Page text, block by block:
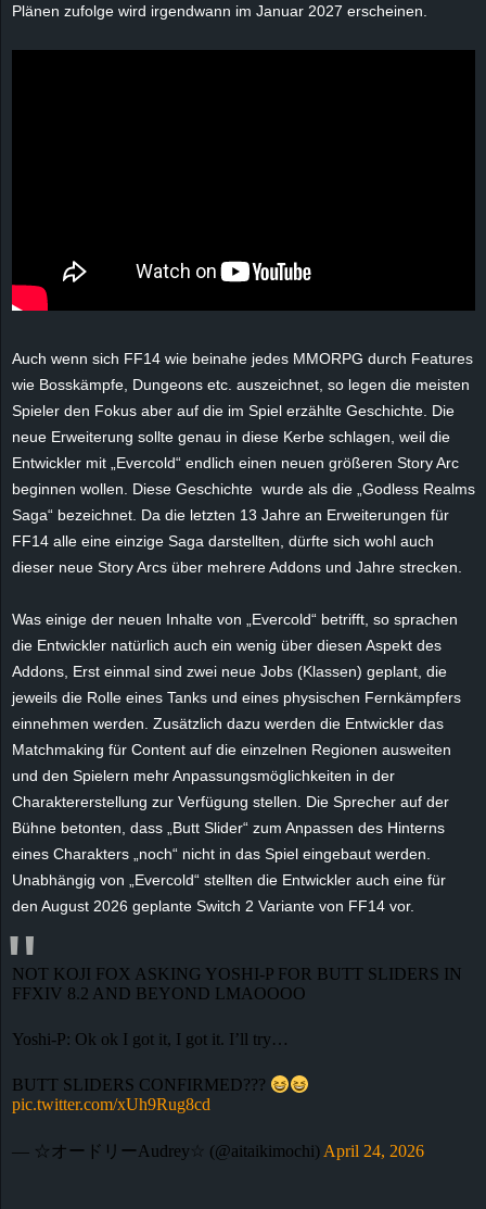
Plänen zufolge wird irgendwann im Januar 2027 erscheinen.
Auch wenn sich FF14 wie beinahe jedes MMORPG durch Features
wie Bosskämpfe, Dungeons etc. auszeichnet, so legen die meisten
Spieler den Fokus aber auf die im Spiel erzählte Geschichte. Die
neue Erweiterung sollte genau in diese Kerbe schlagen, weil die
Entwickler mit „Evercold“ endlich einen neuen größeren Story Arc
beginnen wollen. Diese Geschichte wurde als die „Godless Realms
Saga“ bezeichnet. Da die letzten 13 Jahre an Erweiterungen für
FF14 alle eine einzige Saga darstellten, dürfte sich wohl auch
dieser neue Story Arcs über mehrere Addons und Jahre strecken.
Was einige der neuen Inhalte von „Evercold“ betrifft, so sprachen
die Entwickler natürlich auch ein wenig über diesen Aspekt des
Addons, Erst einmal sind zwei neue Jobs (Klassen) geplant, die
jeweils die Rolle eines Tanks und eines physischen Fernkämpfers
einnehmen werden. Zusätzlich dazu werden die Entwickler das
Matchmaking für Content auf die einzelnen Regionen ausweiten
und den Spielern mehr Anpassungsmöglichkeiten in der
Charaktererstellung zur Verfügung stellen. Die Sprecher auf der
Bühne betonten, dass „Butt Slider“ zum Anpassen des Hinterns
eines Charakters „noch“ nicht in das Spiel eingebaut werden.
Unabhängig von „Evercold“ stellten die Entwickler auch eine für
den August 2026 geplante Switch 2 Variante von FF14 vor.
NOT KOJI FOX ASKING YOSHI-P FOR BUTT SLIDERS IN
FFXIV 8.2 AND BEYOND LMAOOOO
Yoshi-P: Ok ok I got it, I got it. I’ll try…
BUTT SLIDERS CONFIRMED???
pic.twitter.com/xUh9Rug8cd
— ☆オードリーAudrey☆ (@aitaikimochi) April 24, 2026